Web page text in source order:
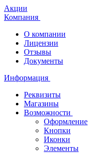
Акции
Компания
О компании
Лицензии
Отзывы
Документы
Информация
Реквизиты
Магазины
Возможности
Оформление
Кнопки
Иконки
Элементы